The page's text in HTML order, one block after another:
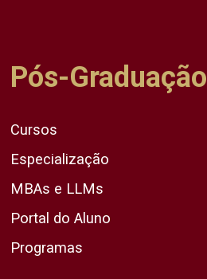
Pós-Graduação
Cursos
Especialização
MBAs e LLMs
Portal do Aluno
Programas